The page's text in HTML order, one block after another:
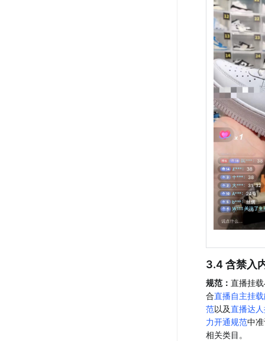
3.4 含禁入
规范： 直播挂
合直播自主挂
范以及直播达
力开通规范中
相关类目。